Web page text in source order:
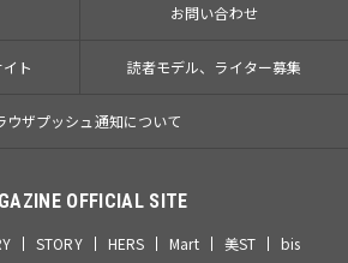
お問い合わせ
ト 読者モデル、ライター募集
ウザプッシュ通知について
OFFICIAL SITE
STORY HERS Mart 美ST
bis